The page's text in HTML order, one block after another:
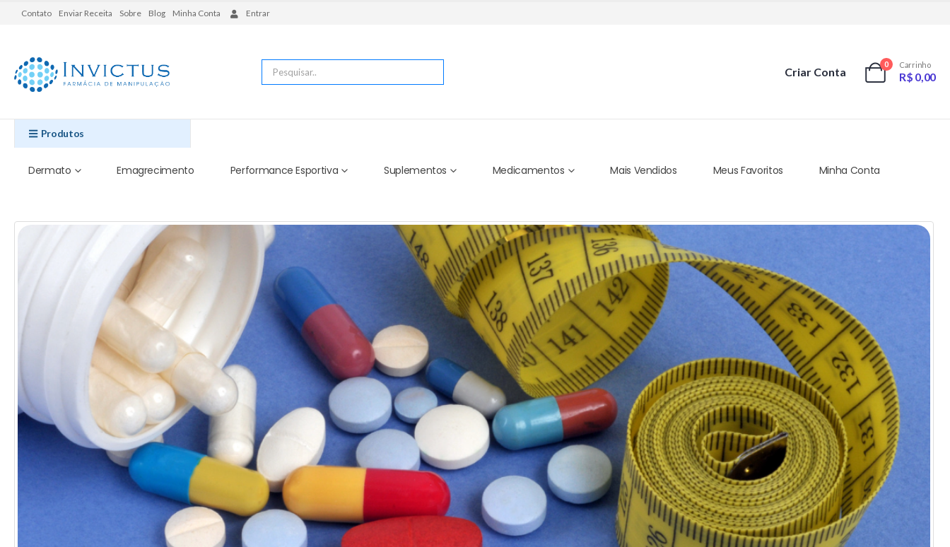
Contato Enviar Receita Sobre Blog Minha Conta Entrar
Criar Conta
0 Carrinho
R$ 0,00
Produtos
Dermato Emagrecimento Performance Esportiva Suplementos Medicamentos Mais Vendidos Meus Favoritos Minha Conta